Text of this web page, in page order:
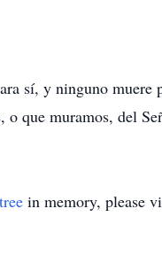
sí, y ninguno
que muramos, del
in memory, please